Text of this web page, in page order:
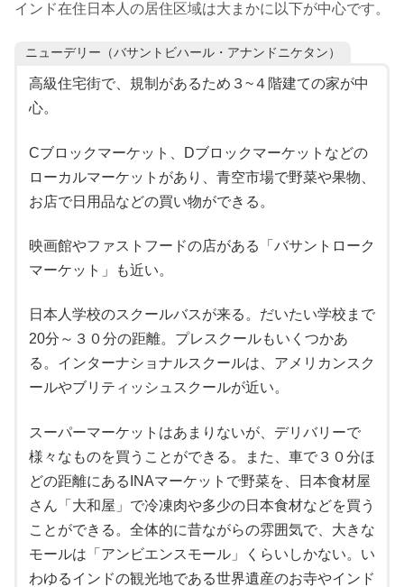
インド在住日本人の居住区域は大まかに以下が中心です。
ニューデリー（バサントビハール・アナンドニケタン）
高級住宅街で、規制があるため３~４階建ての家が中
心。
Cブロックマーケット、Dブロックマーケットなどの
ローカルマーケットがあり、青空市場で野菜や果物、
お店で日用品などの買い物ができる。
映画館やファストフードの店がある「バサントローク
マーケット」も近い。
日本人学校のスクールバスが来る。だいたい学校まで
20分～３０分の距離。プレスクールもいくつかあ
る。インターナショナルスクールは、アメリカンスク
ールやブリティッシュスクールが近い。
スーパーマーケットはあまりないが、デリバリーで
様々なものを買うことができる。また、車で３０分ほ
どの距離にあるINAマーケットで野菜を、日本食材屋
さん「大和屋」で冷凍肉や多少の日本食材などを買う
ことができる。全体的に昔ながらの雰囲気で、大きな
モールは「アンビエンスモール」くらいしかない。い
わゆるインドの観光地である世界遺産のお寺やインド